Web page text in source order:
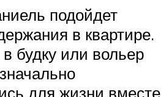
подойдет
в квартире.
будку или вольер
для жизни вместе